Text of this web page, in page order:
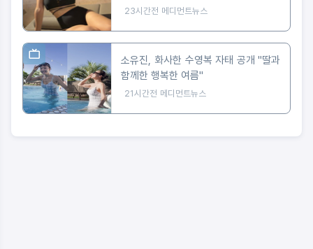
23시간전 메디먼트뉴스
소유진, 화사한 수영복 자태 공개 "딸과
함께한 행복한 여름"
21시간전 메디먼트뉴스